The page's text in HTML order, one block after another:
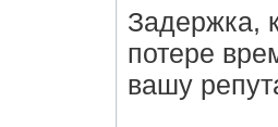
Задержка,
потере
вашу